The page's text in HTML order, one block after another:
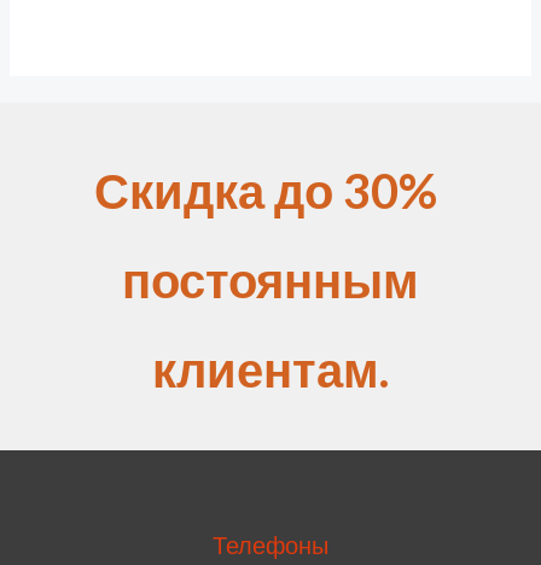
Скидка до 30%
постоянным
клиентам.
Телефоны